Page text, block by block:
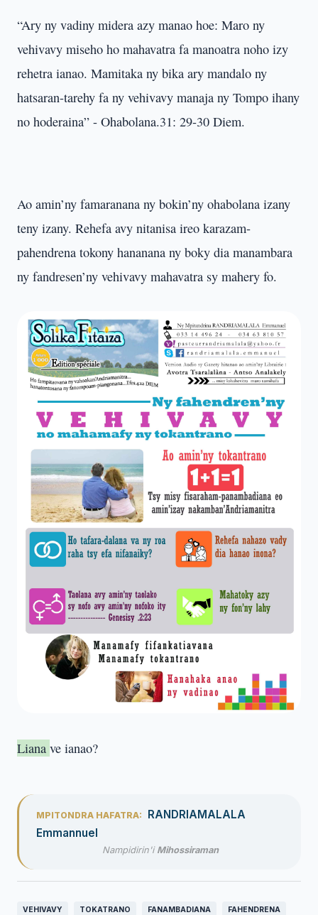
“Ary ny vadiny midera azy manao hoe: Maro ny
vehivavy miseho ho mahavatra fa manoatra noho izy
rehetra ianao. Mamitaka ny bika ary mandalo ny
hatsaran-tarehy fa ny vehivavy manaja ny Tompo ihany
no hoderaina” - Ohabolana.31: 29-30 Diem.
Ao amin’ny famaranana ny bokin’ny ohabolana izany
teny izany. Rehefa avy nitanisa ireo karazam-
pahendrena tokony hananana ny boky dia manambara
ny fandresen’ny vehivavy mahavatra sy mahery fo.
Liana ve ianao?
MPITONDRA HAFATRA:
RANDRIAMALALA
Emmannuel
Nampidirin'i Mihossiraman
VEHIVAVY TOKATRANO FANAMBADIANA FAHENDRENA